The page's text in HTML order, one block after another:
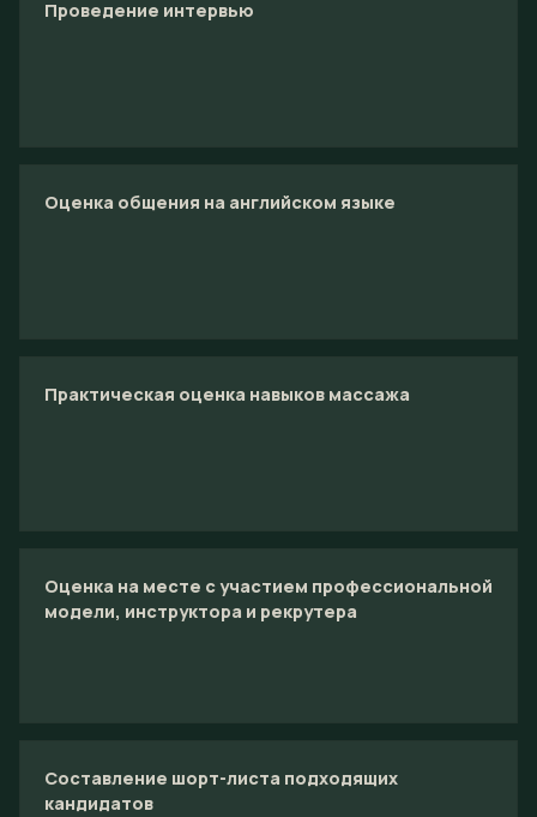
Проведение интервью
Оценка общения на английском языке
Практическая оценка навыков массажа
Оценка на месте с участием профессиональной
модели, инструктора и рекрутера
Составление шорт-листа подходящих
кандидатов